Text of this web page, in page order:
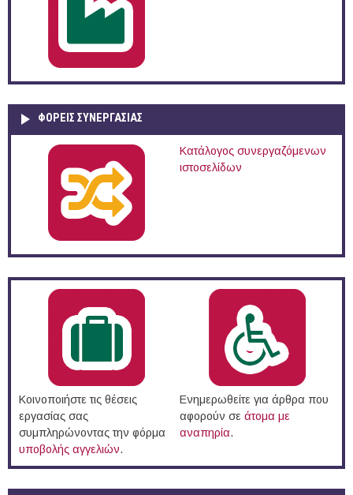
ΦΟΡΕΙΣ ΣΥΝΕΡΓΑΣΙΑΣ
Κατάλογος συνεργαζόμενων
ιστοσελίδων
Κοινοποιήστε τις θέσεις
εργασίας σας
συμπληρώνοντας την φόρμα
υποβολής αγγελιών.
Ενημερωθείτε για άρθρα που
αφορούν σε άτομα με
αναπηρία.